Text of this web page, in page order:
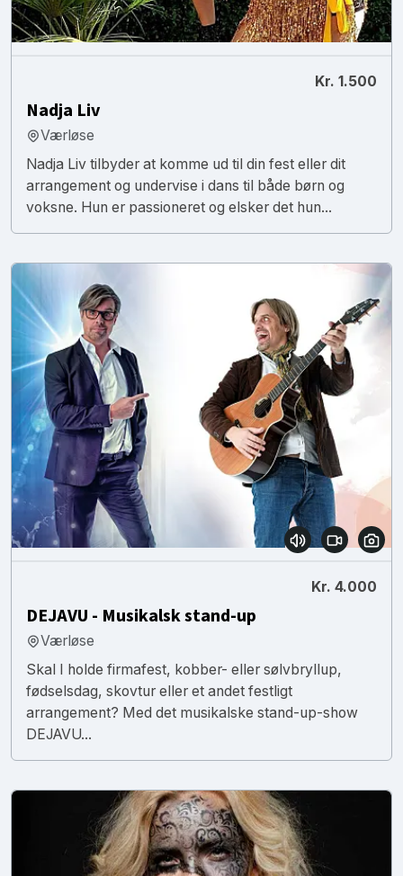
Kr. 1.500
Nadja Liv
Værløse
Nadja Liv tilbyder at komme ud til din fest eller dit
arrangement og undervise i dans til både børn og
voksne. Hun er passioneret og elsker det hun...
Kr. 4.000
DEJAVU - Musikalsk stand-up
Værløse
Skal I holde firmafest, kobber- eller sølvbryllup,
fødselsdag, skovtur eller et andet festligt
arrangement? Med det musikalske stand-up-show
DEJAVU...